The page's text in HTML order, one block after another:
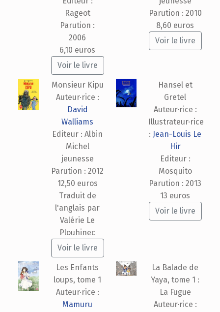
Rageot
Parution :
2006
6,10 euros
Voir le livre
Parution : 2010
8,60 euros
Voir le livre
Monsieur Kipu
Auteur·rice :
David
Walliams
Editeur : Albin
Michel
jeunesse
Parution : 2012
12,50 euros
Traduit de
l'anglais par
Valérie Le
Plouhinec
Voir le livre
Hansel et
Gretel
Auteur·rice :
Illustrateur·rice
: Jean-Louis Le
Hir
Editeur :
Mosquito
Parution : 2013
13 euros
Voir le livre
Les Enfants
loups, tome 1
Auteur·rice :
Mamuru
La Balade de
Yaya, tome 1 :
La Fugue
Auteur·rice :